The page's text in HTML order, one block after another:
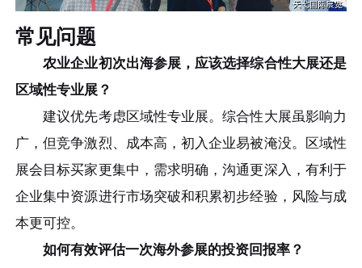
常见问题
农业企业初次出海参展，应该选择综合性大展还是
区域性专业展？
建议优先考虑区域性专业展。综合性大展虽影响力
广，但竞争激烈、成本高，初入企业易被淹没。区域性
展会目标买家更集中，需求明确，沟通更深入，有利于
企业集中资源进行市场突破和积累初步经验，风险与成
本更可控。
如何有效评估一次海外参展的投资回报率？